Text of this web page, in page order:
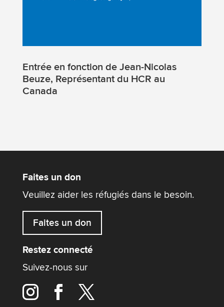
Entrée en fonction de Jean-Nicolas
Beuze, Représentant du HCR au
Canada
Faites un don
Veuillez aider les réfugiés dans le besoin.
Faites un don
Restez connecté
Suivez-nous sur